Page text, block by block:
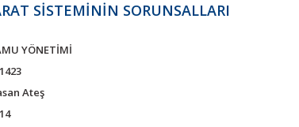
SİSTEMİNİN SORUNSALLARI
YÖNETİMİ
Ateş